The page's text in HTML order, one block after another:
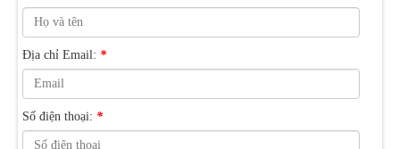
Địa chỉ Email: *
Số điện thoại: *